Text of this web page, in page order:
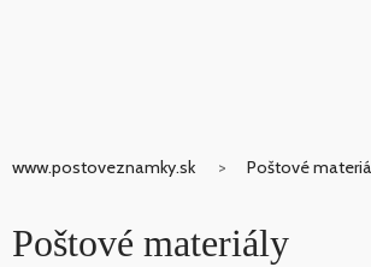
www.postoveznamky.sk Poštové
Poštové materiály